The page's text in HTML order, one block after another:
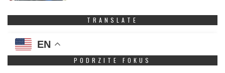
TRANSLATE
EN
PODRZITE FOKUS